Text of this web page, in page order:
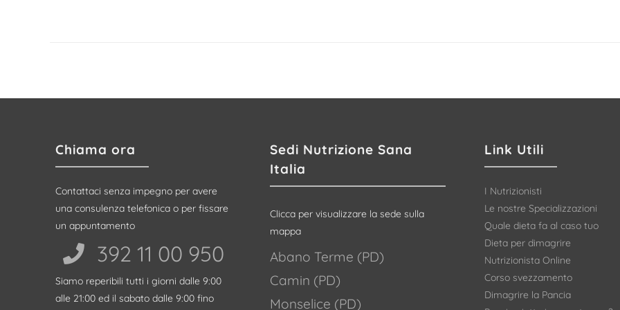
Chiama ora
Contattaci senza impegno per avere
una consulenza telefonica o per fissare
un appuntamento
392 11 00 950‬
Siamo reperibili tutti i giorni dalle 9:00
alle 21:00 ed il sabato dalle 9:00 fino
Sedi Nutrizione Sana
Italia
Clicca per visualizzare la sede sulla
mappa
Abano Terme (PD)
Camin (PD)
Monselice (PD)
Link Utili
I Nutrizionisti
Le nostre Specializzazioni
Quale dieta fa al caso tuo
Dieta per dimagrire
Nutrizionista Online
Corso svezzamento
Dimagrire la Pancia